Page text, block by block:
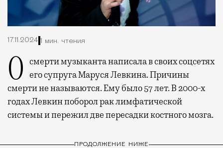
17.11.2024 1 мин. чтения
О смерти музыканта написала в своих соцсетях его супруга Маруся Левкина. Причины
смерти не называются. Ему было 57 лет. В 2000-х
годах Левкин поборол рак лимфатической
системы и пережил две пересадки костного мозга.
ПРОДОЛЖЕНИЕ НИЖЕ